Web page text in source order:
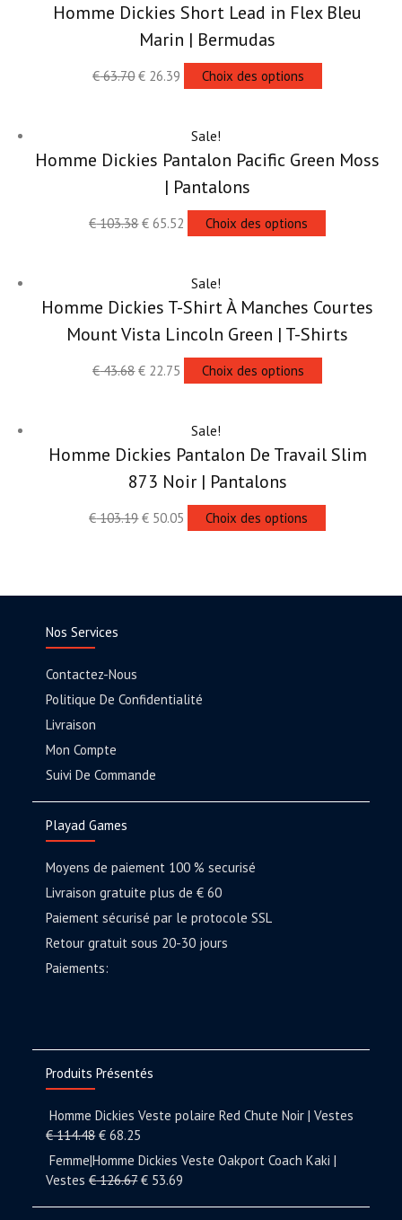
Homme Dickies Short Lead in Flex Bleu
Marin | Bermudas
€63.70 € 26.39 Choix des options
Sale!
Homme Dickies Pantalon Pacific Green Moss
| Pantalons
€103.38 € 65.52 Choix des options
Sale!
Homme Dickies T-Shirt À Manches Courtes
Mount Vista Lincoln Green | T-Shirts
€43.68 € 22.75 Choix des options
Sale!
Homme Dickies Pantalon De Travail Slim
873 Noir | Pantalons
€103.19 € 50.05 Choix des options
Nos Services
Contactez-Nous
Politique De Confidentialité
Livraison
Mon Compte
Suivi De Commande
Playad Games
Moyens de paiement 100 % securisé
Livraison gratuite plus de € 60
Paiement sécurisé par le protocole SSL
Retour gratuit sous 20-30 jours
Paiements:
Produits Présentés
Homme Dickies Veste polaire Red Chute Noir | Vestes
€114.48 € 68.25
Femme|Homme Dickies Veste Oakport Coach Kaki |
Vestes €126.67 € 53.69